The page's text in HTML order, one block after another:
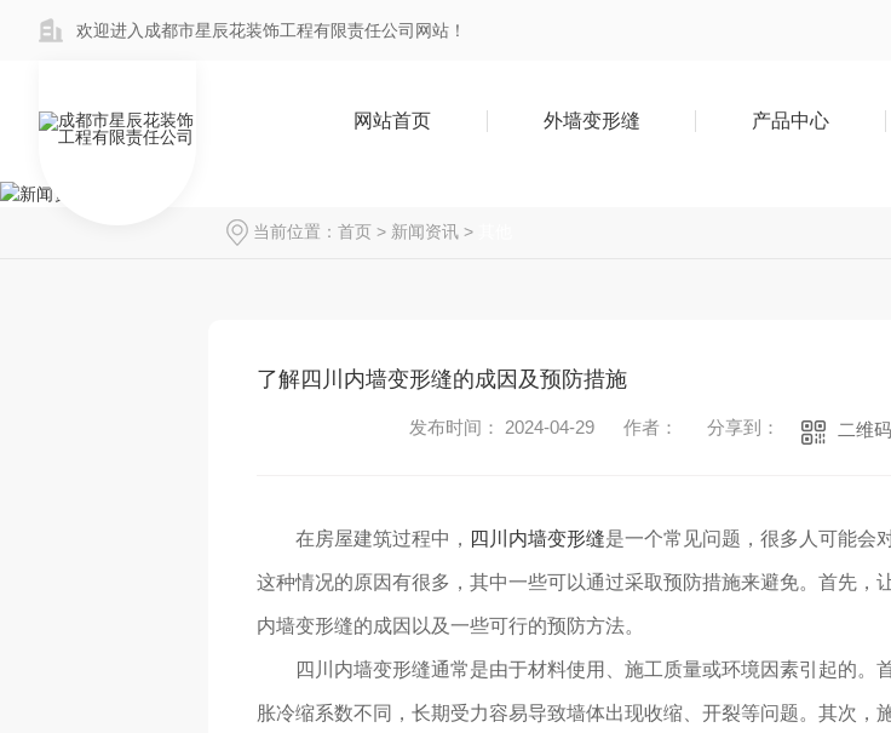
欢迎进入成都市星辰花装饰工程有限责任公司网站！
网站首页 外墙变形缝 产品中心
当前位置： 首页 > 新闻资讯 >
了解四川内墙变形缝的成因及预防措施
发布时间： 2024-04-29 作者： 分享到： 二维
在房屋建筑过程中， 四川内墙变形缝是一个常见问题，很多人可能会
这种情况的原因有很多，其中一些可以通过采取预防措施来避免。首先，
内墙变形缝的成因以及一些可行的预防方法。
四川内墙变形缝通常是由于材料使用、施工质量或环境因素引起的。
胀冷缩系数不同，长期受力容易导致墙体出现收缩、开裂等问题。其次，